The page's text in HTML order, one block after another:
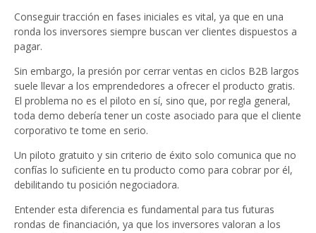
Conseguir tracción en fases iniciales es vital, ya que en una
ronda los inversores siempre buscan ver clientes dispuestos a
pagar.
Sin embargo, la presión por cerrar ventas en ciclos B2B largos
suele llevar a los emprendedores a ofrecer el producto gratis.
El problema no es el piloto en sí, sino que, por regla general,
toda demo debería tener un coste asociado para que el cliente
corporativo te tome en serio.
Un piloto gratuito y sin criterio de éxito solo comunica que no
confías lo suficiente en tu producto como para cobrar por él,
debilitando tu posición negociadora.
Entender esta diferencia es fundamental para tus futuras
rondas de financiación, ya que los inversores valoran a los